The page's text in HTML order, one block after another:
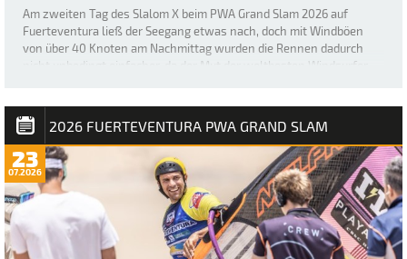
Am zweiten Tag des Slalom X beim PWA Grand Slam 2026 auf
Fuerteventura ließ der Seegang etwas nach, doch mit Windböen
von über 40 Knoten am Nachmittag wurden die Rennen dadurch
nicht unbedingt einfacher, da der Mut der weltbesten Windsurfer
2026 FUERTEVENTURA PWA GRAND SLAM
23
07.2026